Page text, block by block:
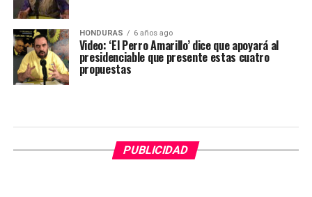
HONDURAS 6 años ago
Video: ‘El Perro Amarillo’ dice que apoyará al
presidenciable que presente estas cuatro
propuestas
PUBLICIDAD